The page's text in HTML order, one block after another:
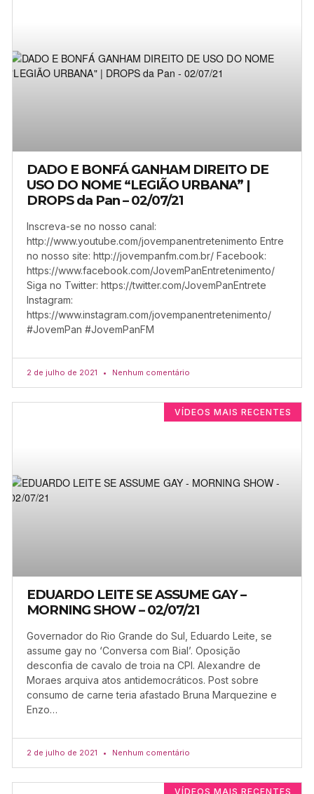
DADO E BONFÁ GANHAM DIREITO DE
USO DO NOME “LEGIÃO URBANA” |
DROPS da Pan – 02/07/21
Inscreva-se no nosso canal:
http://www.youtube.com/jovempanentretenimento Entre
no nosso site: http://jovempanfm.com.br/ Facebook:
https://www.facebook.com/JovemPanEntretenimento/
Siga no Twitter: https://twitter.com/JovemPanEntrete
Instagram:
https://www.instagram.com/jovempanentretenimento/
#JovemPan #JovemPanFM
2 de julho de 2021 Nenhum comentário
VÍDEOS MAIS RECENTES
EDUARDO LEITE SE ASSUME GAY –
MORNING SHOW – 02/07/21
Governador do Rio Grande do Sul, Eduardo Leite, se
assume gay no ‘Conversa com Bial’. Oposição
desconfia de cavalo de troia na CPI. Alexandre de
Moraes arquiva atos antidemocráticos. Post sobre
consumo de carne teria afastado Bruna Marquezine e
Enzo…
2 de julho de 2021 Nenhum comentário
VÍDEOS MAIS RECENTES